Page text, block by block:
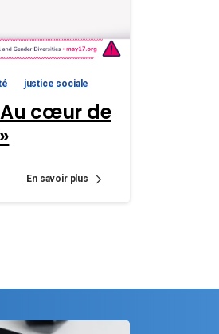
justice sociale
Au cœur de
En savoir plus